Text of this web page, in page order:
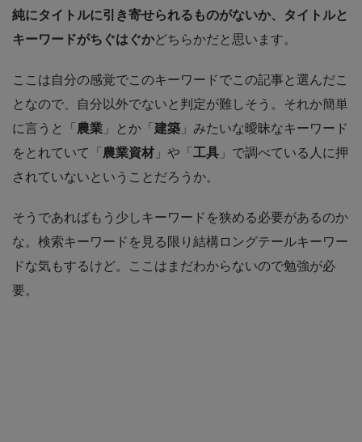
純にタイトルに引き寄せられるものがないか、タイトルと
キーワードがちぐはぐかどちらかだと思います。
ここは自分の感覚でこのキーワードでこの記事と選んだこ
となので、自分以外でないと判定が難しそう。それか簡単
に言うと「農業 」とか「建築 」みたいな曖昧なキーワード
をとれていて「農業資材 」や「工具 」で調べている人に押
されていないということだろうか。
そうであればもう少しキーワードを狭める必要があるのか
な。検索キーワードを見る限り結構ロングテールキーワー
ドな気もするけど。ここはまだわからないので勉強が必
要。